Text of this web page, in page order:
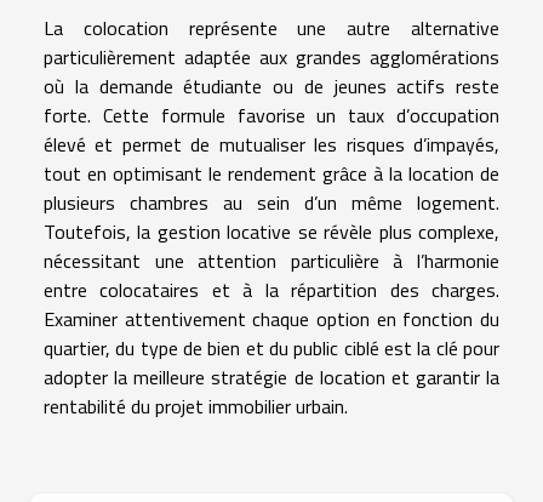
La colocation représente une autre alternative
particulièrement adaptée aux grandes agglomérations
où la demande étudiante ou de jeunes actifs reste
forte. Cette formule favorise un taux d’occupation
élevé et permet de mutualiser les risques d’impayés,
tout en optimisant le rendement grâce à la location de
plusieurs chambres au sein d’un même logement.
Toutefois, la gestion locative se révèle plus complexe,
nécessitant une attention particulière à l’harmonie
entre colocataires et à la répartition des charges.
Examiner attentivement chaque option en fonction du
quartier, du type de bien et du public ciblé est la clé pour
adopter la meilleure stratégie de location et garantir la
rentabilité du projet immobilier urbain.